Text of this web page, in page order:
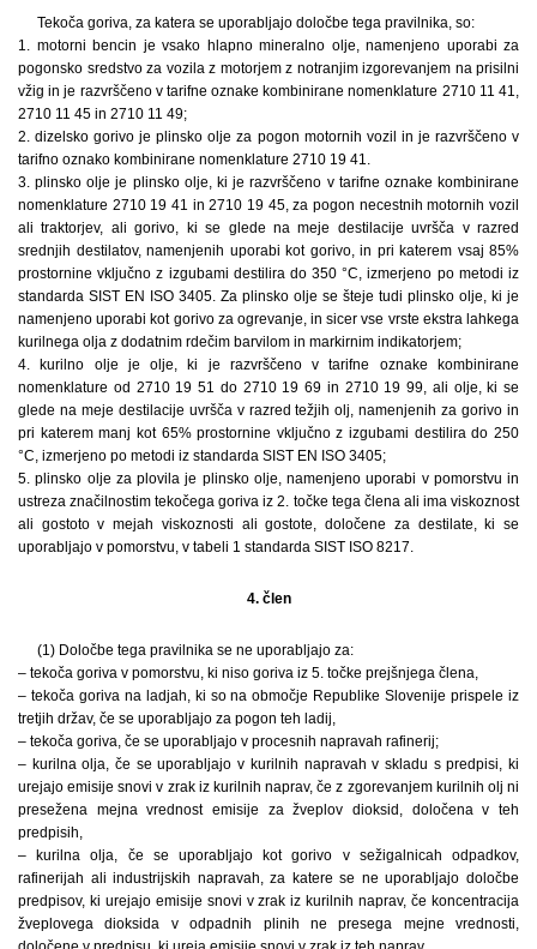
Tekoča goriva, za katera se uporabljajo določbe tega pravilnika, so:
1. motorni bencin je vsako hlapno mineralno olje, namenjeno uporabi za
pogonsko sredstvo za vozila z motorjem z notranjim izgorevanjem na prisilni
vžig in je razvrščeno v tarifne oznake kombinirane nomenklature 2710 11 41,
2710 11 45 in 2710 11 49;
2. dizelsko gorivo je plinsko olje za pogon motornih vozil in je razvrščeno v
tarifno oznako kombinirane nomenklature 2710 19 41.
3. plinsko olje je plinsko olje, ki je razvrščeno v tarifne oznake kombinirane
nomenklature 2710 19 41 in 2710 19 45, za pogon necestnih motornih vozil
ali traktorjev, ali gorivo, ki se glede na meje destilacije uvršča v razred
srednjih destilatov, namenjenih uporabi kot gorivo, in pri katerem vsaj 85%
prostornine vključno z izgubami destilira do 350 °C, izmerjeno po metodi iz
standarda SIST EN ISO 3405. Za plinsko olje se šteje tudi plinsko olje, ki je
namenjeno uporabi kot gorivo za ogrevanje, in sicer vse vrste ekstra lahkega
kurilnega olja z dodatnim rdečim barvilom in markirnim indikatorjem;
4. kurilno olje je olje, ki je razvrščeno v tarifne oznake kombinirane
nomenklature od 2710 19 51 do 2710 19 69 in 2710 19 99, ali olje, ki se
glede na meje destilacije uvršča v razred težjih olj, namenjenih za gorivo in
pri katerem manj kot 65% prostornine vključno z izgubami destilira do 250
°C, izmerjeno po metodi iz standarda SIST EN ISO 3405;
5. plinsko olje za plovila je plinsko olje, namenjeno uporabi v pomorstvu in
ustreza značilnostim tekočega goriva iz 2. točke tega člena ali ima viskoznost
ali gostoto v mejah viskoznosti ali gostote, določene za destilate, ki se
uporabljajo v pomorstvu, v tabeli 1 standarda SIST ISO 8217.
4. člen
(1) Določbe tega pravilnika se ne uporabljajo za:
– tekoča goriva v pomorstvu, ki niso goriva iz 5. točke prejšnjega člena,
– tekoča goriva na ladjah, ki so na območje Republike Slovenije prispele iz
tretjih držav, če se uporabljajo za pogon teh ladij,
– tekoča goriva, če se uporabljajo v procesnih napravah rafinerij;
– kurilna olja, če se uporabljajo v kurilnih napravah v skladu s predpisi, ki
urejajo emisije snovi v zrak iz kurilnih naprav, če z zgorevanjem kurilnih olj ni
presežena mejna vrednost emisije za žveplov dioksid, določena v teh
predpisih,
– kurilna olja, če se uporabljajo kot gorivo v sežigalnicah odpadkov,
rafinerijah ali industrijskih napravah, za katere se ne uporabljajo določbe
predpisov, ki urejajo emisije snovi v zrak iz kurilnih naprav, če koncentracija
žveplovega dioksida v odpadnih plinih ne presega mejne vrednosti,